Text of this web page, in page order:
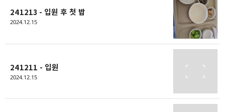
241213 - 입원 후 첫 밥
2024.12.15
241211 - 입원
2024.12.15